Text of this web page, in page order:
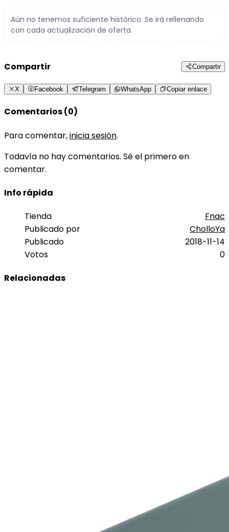
Aún no tenemos suficiente histórico. Se irá rellenando
con cada actualización de oferta.
Compartir Compartir
X Facebook Telegram WhatsApp Copiar enlace
Comentarios (0)
Para comentar,inicia sesión.
Todavía no hay comentarios. Sé el primero en
comentar.
Info rápida
Tienda
Fnac
Publicado por
CholloYa
Publicado
2018-11-14
Votos
0
Relacionadas